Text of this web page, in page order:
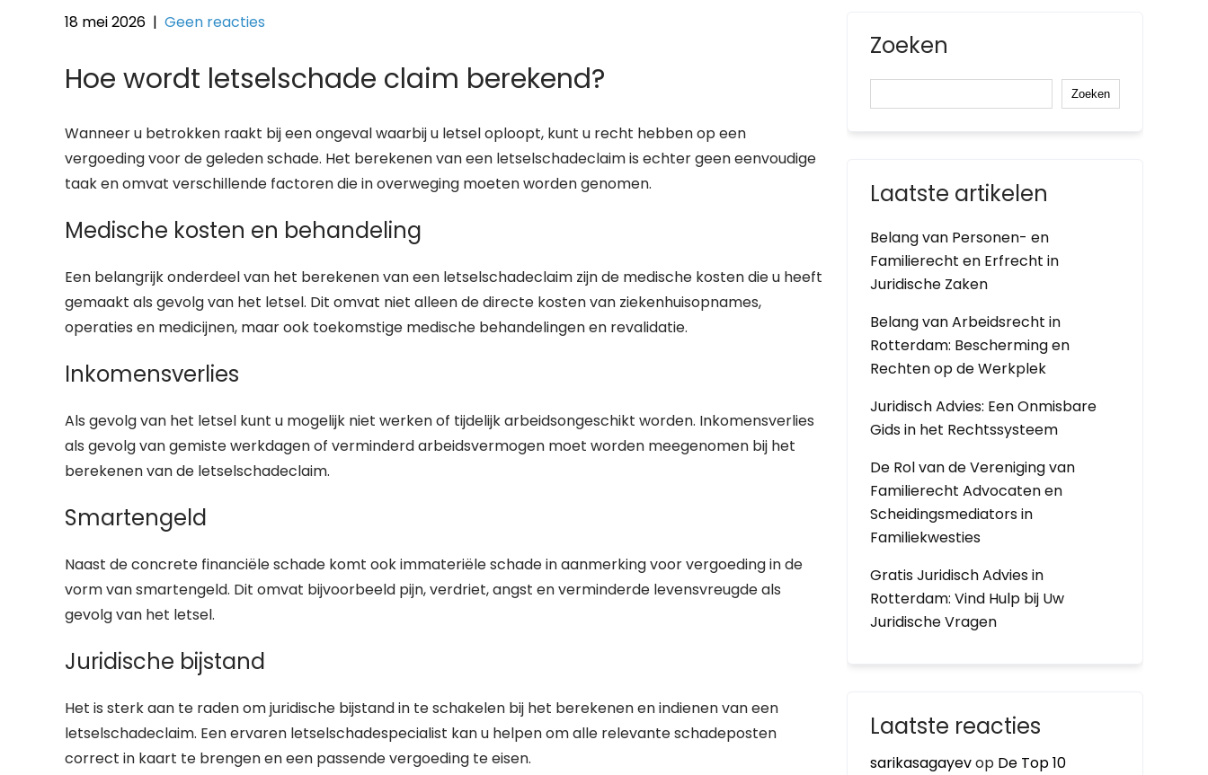
18 mei 2026 | Geen reacties
Hoe wordt letselschade claim berekend?
Wanneer u betrokken raakt bij een ongeval waarbij u letsel oploopt, kunt u recht hebben op een
vergoeding voor de geleden schade. Het berekenen van een letselschadeclaim is echter geen eenvoudige
taak en omvat verschillende factoren die in overweging moeten worden genomen.
Medische kosten en behandeling
Een belangrijk onderdeel van het berekenen van een letselschadeclaim zijn de medische kosten die u heeft
gemaakt als gevolg van het letsel. Dit omvat niet alleen de directe kosten van ziekenhuisopnames,
operaties en medicijnen, maar ook toekomstige medische behandelingen en revalidatie.
Inkomensverlies
Als gevolg van het letsel kunt u mogelijk niet werken of tijdelijk arbeidsongeschikt worden. Inkomensverlies
als gevolg van gemiste werkdagen of verminderd arbeidsvermogen moet worden meegenomen bij het
berekenen van de letselschadeclaim.
Smartengeld
Naast de concrete financiële schade komt ook immateriële schade in aanmerking voor vergoeding in de
vorm van smartengeld. Dit omvat bijvoorbeeld pijn, verdriet, angst en verminderde levensvreugde als
gevolg van het letsel.
Juridische bijstand
Het is sterk aan te raden om juridische bijstand in te schakelen bij het berekenen en indienen van een
letselschadeclaim. Een ervaren letselschadespecialist kan u helpen om alle relevante schadeposten
correct in kaart te brengen en een passende vergoeding te eisen.
Zoeken
Zoeken
Laatste artikelen
Belang van Personen- en
Familierecht en Erfrecht in
Juridische Zaken
Belang van Arbeidsrecht in
Rotterdam: Bescherming en
Rechten op de Werkplek
Juridisch Advies: Een Onmisbare
Gids in het Rechtssysteem
De Rol van de Vereniging van
Familierecht Advocaten en
Scheidingsmediators in
Familiekwesties
Gratis Juridisch Advies in
Rotterdam: Vind Hulp bij Uw
Juridische Vragen
Laatste reacties
sarikasagayevop De Top 10